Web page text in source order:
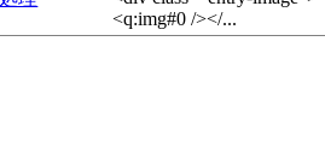
<q:img#0 /></...